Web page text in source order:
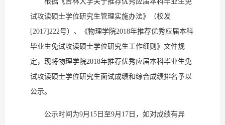
试攻读硕士学位研究生管理实施办法》（校发
[2017]222号）、《物理学院2018年推荐优秀应届本科
毕业生免试攻读硕士学位研究生工作细则》文件规
定，现将物理学院2018年推荐优秀应届本科毕业生免
试攻读硕士学位研究生面试成绩和综合成绩排名予以
公示。
公示时间为9月15日至9月17日，如对成绩有异